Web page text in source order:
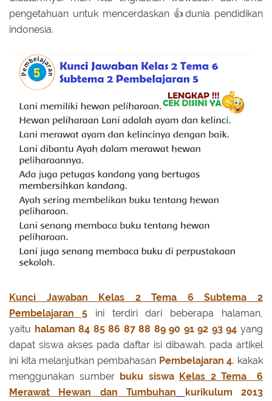
pengetahuan untuk mencerdaskan 👍dunia pendidikan
indonesia.
Kunci Jawaban Kelas 2 Tema 6 Subtema 2
Pembelajaran 5ini terdiri dari beberapa halaman,
yaitu halaman 84 85 86 87 88 89 90 91 92 93 94 yang
dapat siswa akses pada daftar isi dibawah. pada artikel
ini kita melanjutkan pembahasan Pembelajaran 4. kakak
menggunakan sumber buku siswa Kelas 2 Tema 6
Merawat Hewan dan Tumbuhan
kurikulum 2013